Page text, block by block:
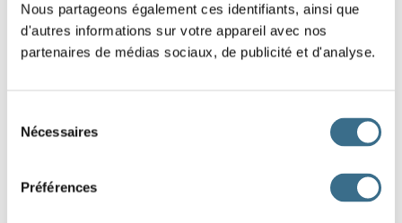
Nous partageons également ces identifiants, ainsi que
d'autres informations sur votre appareil avec nos
partenaires de médias sociaux, de publicité et d'analyse.
Nécessaires
Préférences
que j'
qu'il